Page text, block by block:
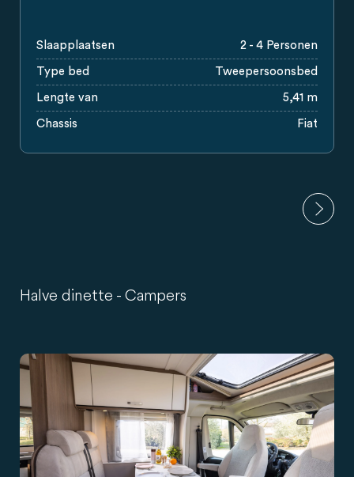
Slaapplaatsen 2 - 4 Personen
Type bed Tweepersoonsbed
Lengte van 5,41 m
Chassis Fiat
Halve dinette - Campers